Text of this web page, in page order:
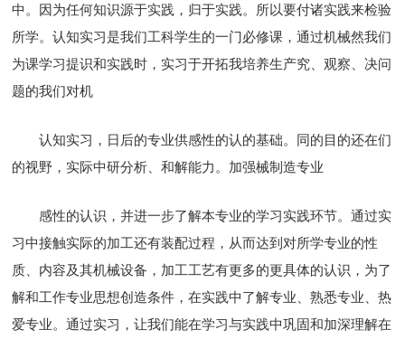
中。因为任何知识源于实践，归于实践。所以要付诸实践来检验
所学。认知实习是我们工科学生的一门必修课，通过机械然我们
为课学习提识和实践时，实习于开拓我培养生产究、观察、决问
题的我们对机
认知实习，日后的专业供感性的认的基础。同的目的还在们
的视野，实际中研分析、和解能力。加强械制造专业
感性的认识，并进一步了解本专业的学习实践环节。通过实
习中接触实际的加工还有装配过程，从而达到对所学专业的性
质、内容及其机械设备，加工工艺有更多的更具体的认识，为了
解和工作专业思想创造条件，在实践中了解专业、熟悉专业、热
爱专业。通过实习，让我们能在学习与实践中巩固和加深理解在